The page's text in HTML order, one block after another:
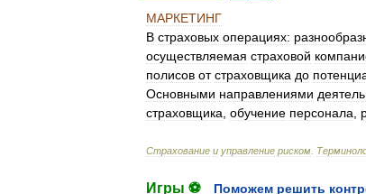
МАРКЕТИНГ
В страховых операциях:
осуществляемая страховой
полисов от страховщика до
Основными направлениями
страховщика обучение персонала
Страхование и управление риском
Игры ⚽
Поможем решить